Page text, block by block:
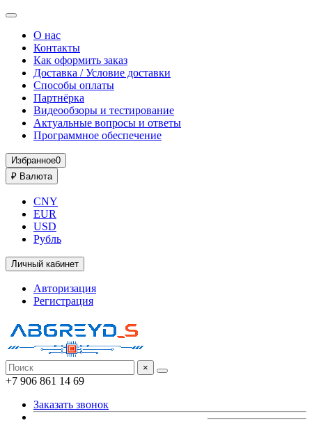
О нас
Контакты
Как оформить заказ
Доставка / Условие доставки
Способы оплаты
Партнёрка
Видеообзоры и тестирование
Актуальные вопросы и ответы
Программное обеспечение
Избранное0
₽ Валюта
CNY
EUR
USD
Рубль
Личный кабинет
Авторизация
Регистрация
×
+7 906 861 14 69
Заказать звонок